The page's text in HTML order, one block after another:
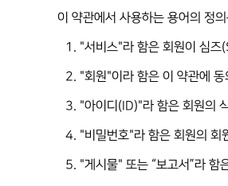
이 약관에서 사용하는 용어의 정
1. "서비스"라 함은 회원이 심즈
2. "회원"이라 함은 이 약관에
3. "아이디(ID)"라 함은 회원의
4. "비밀번호"라 함은 회원의 회
5. "게시물" 또는 “보고서”라 함